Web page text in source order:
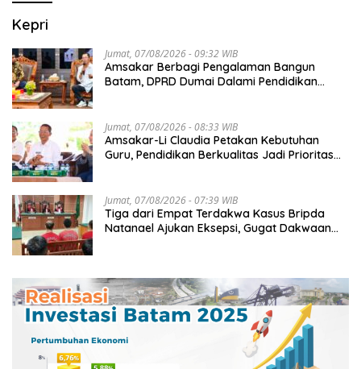
Kepri
Jumat, 07/08/2026 - 09:32 WIB
Amsakar Berbagi Pengalaman Bangun
Batam, DPRD Dumai Dalami Pendidikan
Jumat, 07/08/2026 - 08:33 WIB
Amsakar-Li Claudia Petakan Kebutuhan
Guru, Pendidikan Berkualitas Jadi Prioritas
Jumat, 07/08/2026 - 07:39 WIB
Tiga dari Empat Terdakwa Kasus Bripda
Natanael Ajukan Eksepsi, Gugat Dakwaan